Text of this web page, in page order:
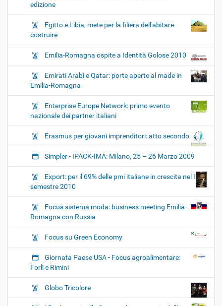
edizione
Egitto e Libia, mete per la filiera dell'abitare-
costruire
Emilia-Romagna ospite a Identità Golose 2010
Emirati Arabi e Qatar: porte aperte al made in
Emilia-Romagna
Enterprise Europe Network: primo evento
nazionale dei partner italiani
Erasmus per giovani imprenditori: atto secondo
Simpler - IPACK-IMA: Milano, 25 – 26 Marzo 2009
Export: per il 69% delle pmi italiane in crescita nel I
semestre 2010
Focus sistema moda: business meeting Emilia-
Romagna con Russia
Focus su Green Economy
Giornata Paese USA - Focus agroalimentare:
Forlì e Rimini
Globo Tricolore